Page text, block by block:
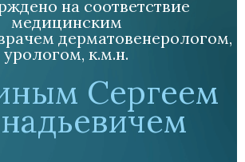
на соответствие
медицинским
дерматовенерологом,
урологом, к.м.н.
Сергеем